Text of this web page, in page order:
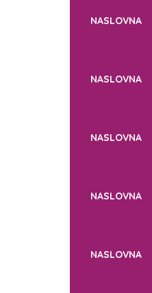
NASLOVNA
NASLOVNA
NASLOVNA
NASLOVNA
NASLOVNA